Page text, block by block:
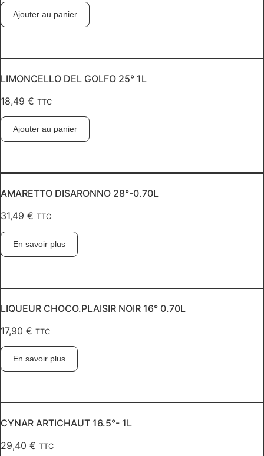
Ajouter au panier
LIMONCELLO DEL GOLFO 25° 1L
18,49 € TTC
Ajouter au panier
AMARETTO DISARONNO 28°-0.70L
31,49 € TTC
En savoir plus
LIQUEUR CHOCO.PLAISIR NOIR 16° 0.70L
17,90 € TTC
En savoir plus
CYNAR ARTICHAUT 16.5°- 1L
29,40 € TTC